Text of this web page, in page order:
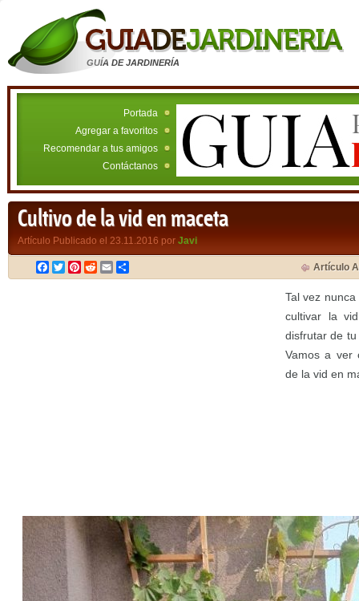
GUÍA DE JARDINERÍA
Portada
Agregar a favoritos
Recomendar a tus amigos
Contáctanos
Cultivo de la vid en maceta
Artículo Publicado el 23.11.2016 por Javi
Facebook
TwitterPinterest
RedditEmail Artículo
Tal vez
cultivar la
disfrutar de
Vamos a ver
de la vid en